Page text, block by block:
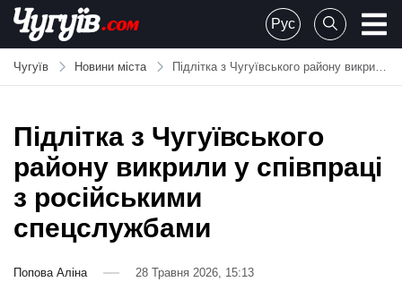
Skip
content
Chuguiv
Рус
Чугуїв Новини міста Підлітка з Чугуївського району викрили у співпраці з російськими спецслужбами
Підлітка з Чугуївського
району викрили у співпраці
з російськими
спецслужбами
Попова Аліна 28 Травня 2026, 15:13